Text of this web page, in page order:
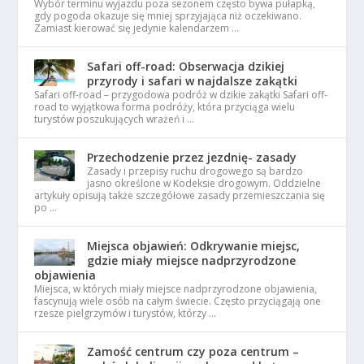
Wybór terminu wyjazdu poza sezonem często bywa pułapką,
gdy pogoda okazuje się mniej sprzyjająca niż oczekiwano.
Zamiast kierować się jedynie kalendarzem …
Safari off-road: Obserwacja dzikiej
przyrody i safari w najdalsze zakątki
Safari off-road – przygodowa podróż w dzikie zakątki Safari off-
road to wyjątkowa forma podróży, która przyciąga wielu
turystów poszukujących wrażeń i …
Przechodzenie przez jezdnię- zasady
Zasady i przepisy ruchu drogowego są bardzo
jasno określone w Kodeksie drogowym. Oddzielne
artykuły opisują także szczegółowe zasady przemieszczania się
po …
Miejsca objawień: Odkrywanie miejsc,
gdzie miały miejsce nadprzyrodzone
objawienia
Miejsca, w których miały miejsce nadprzyrodzone objawienia,
fascynują wiele osób na całym świecie. Często przyciągają one
rzesze pielgrzymów i turystów, którzy …
Zamość centrum czy poza centrum –